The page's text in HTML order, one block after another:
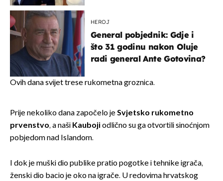
HEROJ
General pobjednik: Gdje i
što 31 godinu nakon Oluje
radi general Ante Gotovina?
Ovih dana svijet trese rukometna groznica.
Prije nekoliko dana započelo jeSvjetsko rukometno
prvenstvo, a naši Kauboji odlično su ga otvortili sinoćnjom
pobjedom nad Islandom.
I dok je muški dio publike pratio pogotke i tehnike igrača,
ženski dio bacio je oko na igrače. U redovima hrvatskog